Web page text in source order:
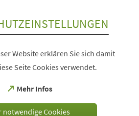
Website erklären Sie sich damit
Seite Cookies verwendet.
Mehr Infos
(Öffnet
einem
notwendige Cookies